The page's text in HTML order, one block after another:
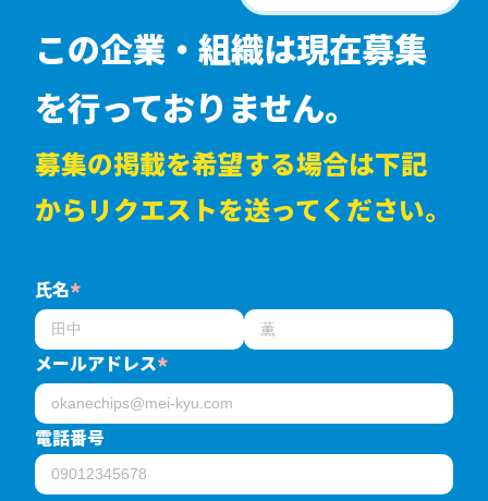
この企業・組織は現在募集
を行っておりません。
募集の掲載を希望する場合は下記
からリクエストを送ってください。
氏名*
メールアドレス*
電話番号